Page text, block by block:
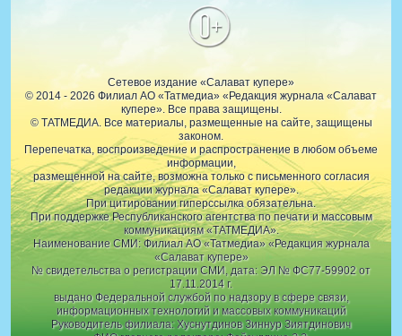
0+
Сетевое издание «Салават купере»
© 2014 - 2026 Филиал АО «Татмедиа» «Редакция журнала «Салават
купере». Все права защищены.
© ТАТМЕДИА. Все материалы, размещенные на сайте, защищены
законом.
Перепечатка, воспроизведение и распространение в любом объеме
информации,
размещенной на сайте, возможна только с письменного согласия
редакции журнала «Салават купере».
При цитировании гиперссылка обязательна.
При поддержке Республиканского агентства по печати и массовым
коммуникациям «ТАТМЕДИА».
Наименование СМИ: Филиал АО «Татмедиа» «Редакция журнала
«Салават купере»
№ свидетельства о регистрации СМИ, дата: ЭЛ № ФС77-59902 от
17.11.2014 г.
выдано Федеральной службой по надзору в сфере связи,
информационных технологий и массовых коммуникаций
Руководитель филиала: Хуснутдинов Зиннур Зиятдинович